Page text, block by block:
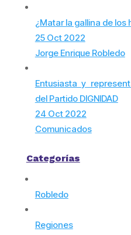
¿Matar la gallina de los
25 Oct 2022
Jorge Enrique Robledo
Entusiasta y
del Partido DIGNIDAD
24 Oct 2022
Comunicados
Categorías
Robledo
Regiones